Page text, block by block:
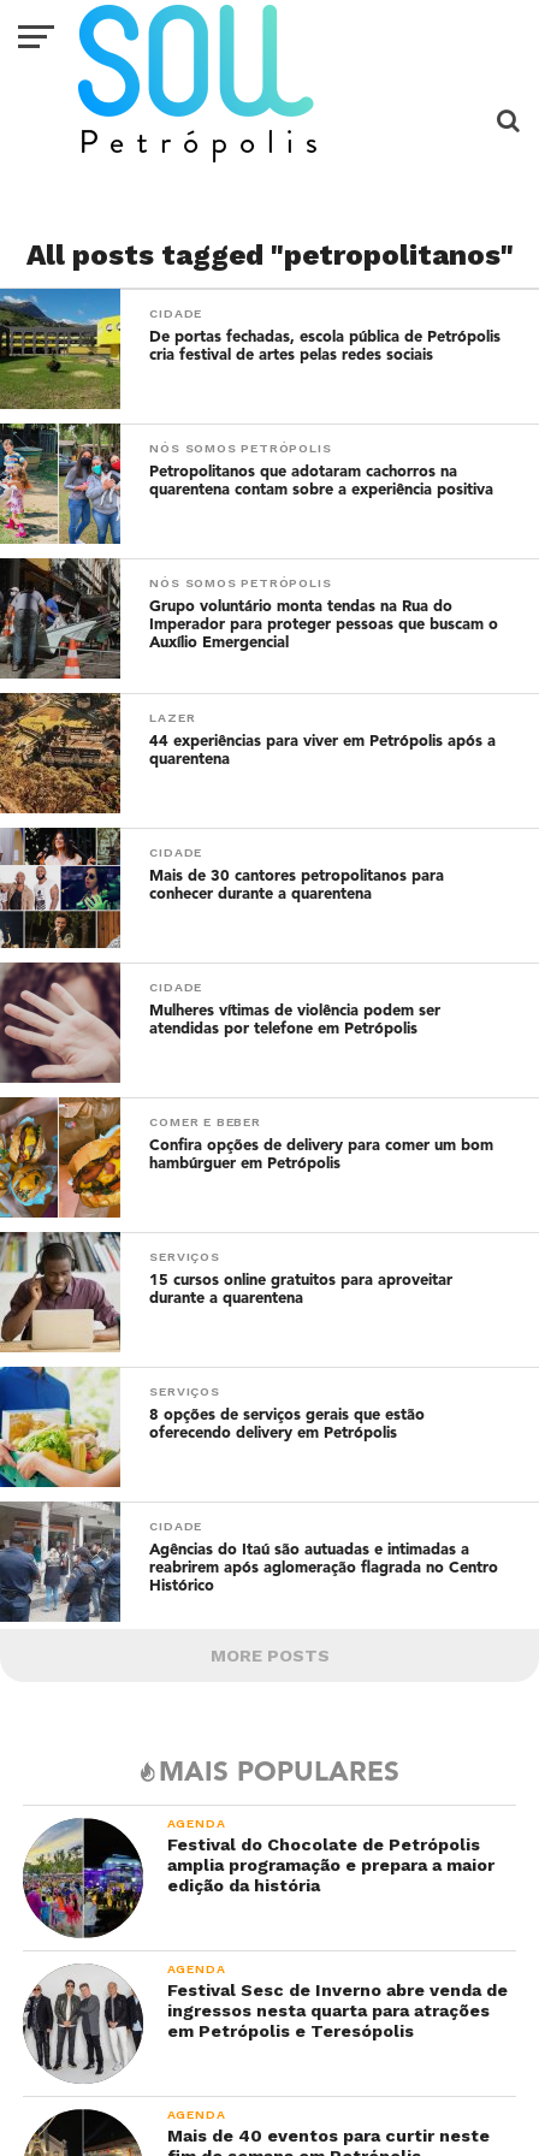
All posts tagged "petropolitanos"
CIDADE
De portas fechadas, escola pública de Petrópolis
cria festival de artes pelas redes sociais
NÓS SOMOS PETRÓPOLIS
Petropolitanos que adotaram cachorros na
quarentena contam sobre a experiência positiva
NÓS SOMOS PETRÓPOLIS
Grupo voluntário monta tendas na Rua do
Imperador para proteger pessoas que buscam o
Auxílio Emergencial
LAZER
44 experiências para viver em Petrópolis após a
quarentena
CIDADE
Mais de 30 cantores petropolitanos para
conhecer durante a quarentena
CIDADE
Mulheres vítimas de violência podem ser
atendidas por telefone em Petrópolis
COMER E BEBER
Confira opções de delivery para comer um bom
hambúrguer em Petrópolis
SERVIÇOS
15 cursos online gratuitos para aproveitar
durante a quarentena
SERVIÇOS
8 opções de serviços gerais que estão
oferecendo delivery em Petrópolis
CIDADE
Agências do Itaú são autuadas e intimadas a
reabrirem após aglomeração flagrada no Centro
Histórico
MORE POSTS
MAIS POPULARES
AGENDA
Festival do Chocolate de Petrópolis
amplia programação e prepara a maior
edição da história
AGENDA
Festival Sesc de Inverno abre venda de
ingressos nesta quarta para atrações
em Petrópolis e Teresópolis
AGENDA
Mais de 40 eventos para curtir neste